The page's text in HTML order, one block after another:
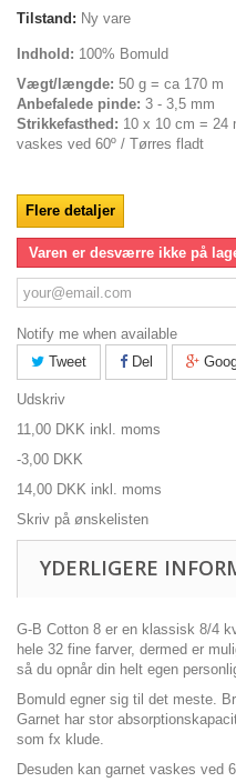
Tilstand: Ny vare
Indhold: 100% Bomuld
Vægt/længde: 50 g = ca 170 m
Anbefalede pinde: 3 - 3,5 mm
Strikkefasthed: 10 x 10 cm = 24
vaskes ved 60º / Tørres fladt
Flere detaljer
Varen er desværre ikke på
Notify me when available
Tweet
Del
Udskriv
11,00 DKK inkl. moms
-3,00 DKK
14,00 DKK inkl. moms
Skriv på ønskelisten
YDERLIGERE
G-B Cotton 8 er en klassisk 8/4
hele 32 fine farver, dermed er
så du opnår din helt egen
Bomuld egner sig til det meste.
Garnet har stor
som fx klude.
Desuden kan garnet vaskes ved